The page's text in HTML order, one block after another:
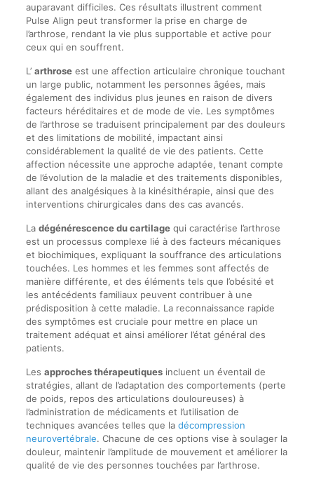
auparavant difficiles. Ces résultats illustrent comment
Pulse Align peut transformer la prise en charge de
l’arthrose, rendant la vie plus supportable et active pour
ceux qui en souffrent.
L’ arthroseest une affection articulaire chronique touchant
un large public, notamment les personnes âgées, mais
également des individus plus jeunes en raison de divers
facteurs héréditaires et de mode de vie. Les symptômes
de l’arthrose se traduisent principalement par des douleurs
et des limitations de mobilité, impactant ainsi
considérablement la qualité de vie des patients. Cette
affection nécessite une approche adaptée, tenant compte
de l’évolution de la maladie et des traitements disponibles,
allant des analgésiques à la kinésithérapie, ainsi que des
interventions chirurgicales dans des cas avancés.
La dégénérescence du cartilagequi caractérise l’arthrose
est un processus complexe lié à des facteurs mécaniques
et biochimiques, expliquant la souffrance des articulations
touchées. Les hommes et les femmes sont affectés de
manière différente, et des éléments tels que l’obésité et
les antécédents familiaux peuvent contribuer à une
prédisposition à cette maladie. La reconnaissance rapide
des symptômes est cruciale pour mettre en place un
traitement adéquat et ainsi améliorer l’état général des
patients.
Les approches thérapeutiquesincluent un éventail de
stratégies, allant de l’adaptation des comportements (perte
de poids, repos des articulations douloureuses) à
l’administration de médicaments et l’utilisation de
techniques avancées telles que la décompression
neurovertébrale. Chacune de ces options vise à soulager la
douleur, maintenir l’amplitude de mouvement et améliorer la
qualité de vie des personnes touchées par l’arthrose.